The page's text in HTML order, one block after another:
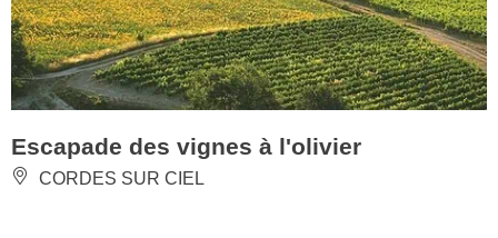
Escapade des vignes à l'olivier
CORDES SUR CIEL